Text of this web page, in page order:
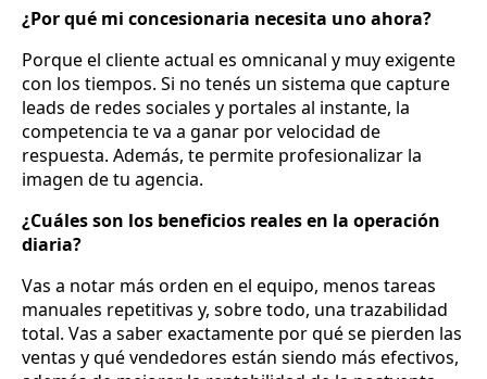
¿Por qué mi concesionaria necesita uno ahora?
Porque el cliente actual es omnicanal y muy exigente
con los tiempos. Si no tenés un sistema que capture
leads de redes sociales y portales al instante, la
competencia te va a ganar por velocidad de
respuesta. Además, te permite profesionalizar la
imagen de tu agencia.
¿Cuáles son los beneficios reales en la operación
diaria?
Vas a notar más orden en el equipo, menos tareas
manuales repetitivas y, sobre todo, una trazabilidad
total. Vas a saber exactamente por qué se pierden las
ventas y qué vendedores están siendo más efectivos,